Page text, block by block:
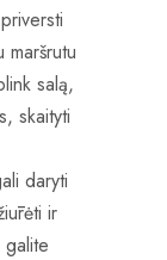
salą,
skaityti
daryti
ir